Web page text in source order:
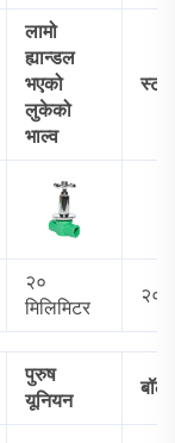
लामो
ह्यान्डल
भएको
लुकेको
भाल्व
स्टप
२०
मिलिमिटर
२०-
पुरुष
यूनियन
बॉल